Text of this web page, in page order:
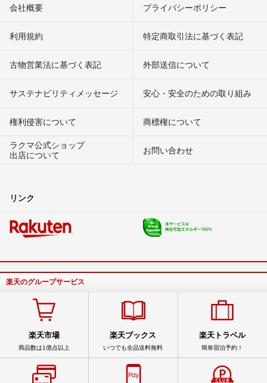
会社概要 プライバシーポリシー
利用規約 特定商取引法に基づく表記
古物営業法に基づく表記 外部送信について
サステナビリティメッセージ 安心・安全のための取り組み
権利侵害について
商標権について
ラクマ公式ショップ
出店について
お問い合わせ
リンク
楽天のグループサービス
楽天市場
商品数は1億点以上
楽天ブックス
いつでも全品送料無料
楽天トラベル
簡単宿泊予約！